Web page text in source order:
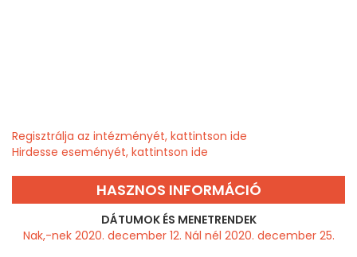
Regisztrálja az intézményét, kattintson ide
Hirdesse eseményét, kattintson ide
HASZNOS INFORMÁCIÓ
DÁTUMOK ÉS MENETRENDEK
Nak,-nek 2020. december 12. Nál nél 2020. december 25.